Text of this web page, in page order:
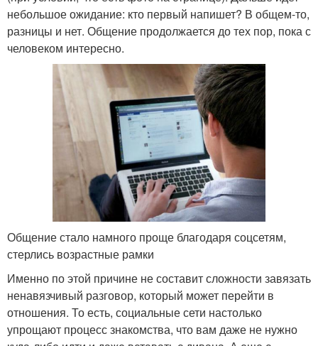
небольшое ожидание: кто первый напишет? В общем-то,
разницы и нет. Общение продолжается до тех пор, пока с
человеком интересно.
Общение стало намного проще благодаря соцсетям,
стерлись возрастные рамки
Именно по этой причине не составит сложности завязать
ненавязчивый разговор, который может перейти в
отношения. То есть, социальные сети настолько
упрощают процесс знакомства, что вам даже не нужно